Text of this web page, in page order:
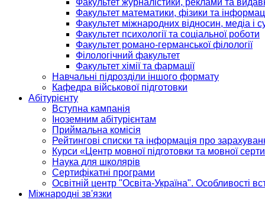
Факультет журналістики, реклами та
Факультет математики, фізики та
Факультет міжнародних відносин, медіа і
Факультет психології та соціальної роботи
Факультет романо-германської філології
Філологічний факультет
Факультет хімії та фармації
Навчальні підрозділи іншого формату
Кафедра військової підготовки
Абітурієнту
Вступна кампанія
Іноземним абітурієнтам
Приймальна комісія
Рейтингові списки та інформація про
Курси «Центр мовної підготовки та мовної
Наука для школярів
Сертифікатні програми
Освітній центр "Освіта-Україна". Особливості
Міжнародні зв'язки